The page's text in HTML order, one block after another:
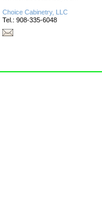
Choice Cabinetry, LLC
Tel.: 908-335-6048